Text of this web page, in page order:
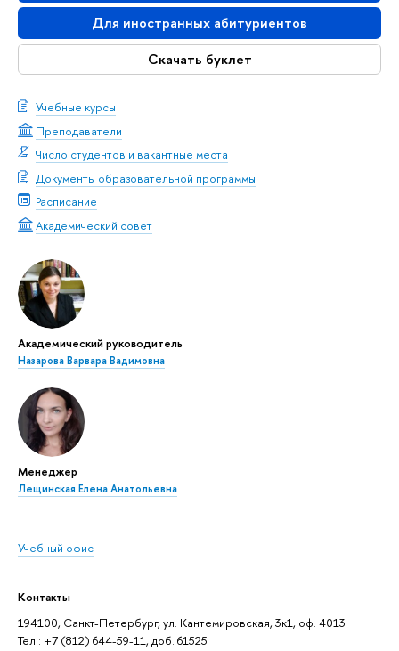
Для иностранных абитуриентов
Скачать буклет
Учебные курсы
Преподаватели
Число студентов и вакантные места
Документы образовательной программы
Расписание
Академический совет
Академический руководитель
Назарова Варвара Вадимовна
Менеджер
Лещинская Елена Анатольевна
Учебный офис
Контакты
194100, Санкт-Петербург, ул. Кантемировская, 3к1, оф. 4013
Тел.: +7 (812) 644-59-11, доб. 61525